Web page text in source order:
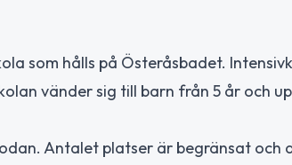
som hålls på Österåsbadet.
vänder sig till barn från 5 år och
Antalet platser är begränsat och